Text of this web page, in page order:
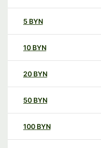
5 BYN
10 BYN
20 BYN
50 BYN
100 BYN